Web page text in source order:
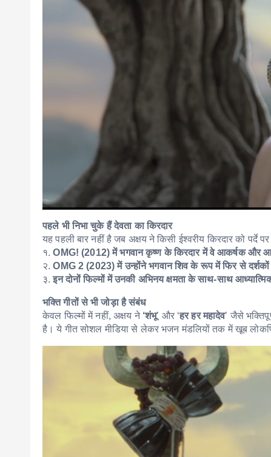
पहले भी निभा चुके हैं देवता का किरदार
यह पहली बार नहीं है जब अक्षय ने किसी ईश्वरीय किरदार को पर्दे
१.OMG! (2012) में भगवान कृष्ण के किरदार में वे आकर्षक और
२.OMG 2 (2023) में उन्होंने भगवान शिव के रूप में फिर से दर्शकों
३.इन दोनों फिल्मों में उनकी अभिनय क्षमता के साथ-साथ
भक्ति गीतों से भी जोड़ा है संबंध
केवल फिल्मों में नहीं, अक्षय ने ‘शंभू’ और ‘हर हर महादेव’ जैसे
है। ये गीत सोशल मीडिया से लेकर भजन मंडलियों तक में खूब